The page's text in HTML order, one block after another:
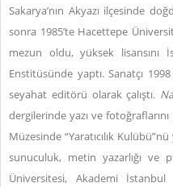
Sakarya’nın Akyazı ilçesinde
sonra 1985’te Hacettepe
mezun oldu, yüksek lisansını
Enstitüsünde yaptı. Sanatçı
seyahat editörü olarak çalıştı.
dergilerinde yazı ve
Müzesinde “Yaratıcılık
sunuculuk, metin yazarlığı ve
Üniversitesi, Akademi